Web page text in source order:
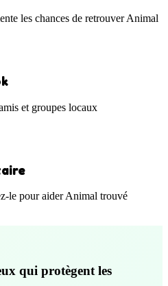
les chances de retrouver Animal
et groupes locaux
le pour aider Animal trouvé
qui protègent les